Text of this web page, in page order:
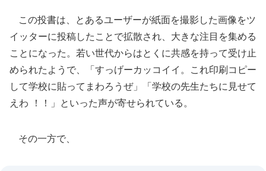
この投書は、とあるユーザーが紙面を撮影した画像をツ
イッターに投稿したことで拡散され、大きな注目を集める
ことになった。若い世代からはとくに共感を持って受け止
められたようで、「すっげーカッコイイ。これ印刷コピー
して学校に貼ってまわろうぜ」「学校の先生たちに見せて
えわ ！！」といった声が寄せられている。
その一方で、